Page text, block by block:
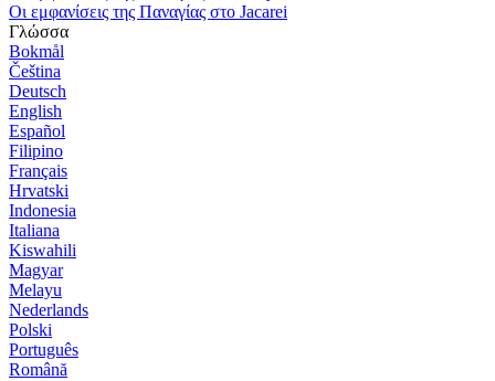
Οι εμφανίσεις της Παναγίας στο Jacarei
Γλώσσα
Bokmål
Čeština
Deutsch
English
Español
Filipino
Français
Hrvatski
Indonesia
Italiana
Kiswahili
Magyar
Melayu
Nederlands
Polski
Português
Română